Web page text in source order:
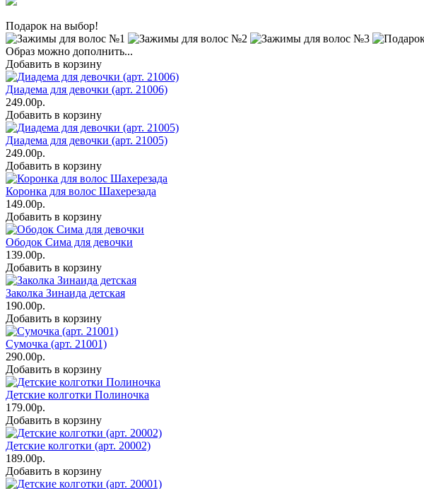
Подарок на выбор!
Образ можно дополнить...
Добавить в корзину
Диадема для девочки (арт. 21006)
249.00р.
Добавить в корзину
Диадема для девочки (арт. 21005)
249.00р.
Добавить в корзину
Коронка для волос Шахерезада
149.00р.
Добавить в корзину
Ободок Сима для девочки
139.00р.
Добавить в корзину
Заколка Зинаида детская
190.00р.
Добавить в корзину
Сумочка (арт. 21001)
290.00р.
Добавить в корзину
Детские колготки Полиночка
179.00р.
Добавить в корзину
Детские колготки (арт. 20002)
189.00р.
Добавить в корзину